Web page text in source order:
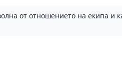
от отношението на екипа и